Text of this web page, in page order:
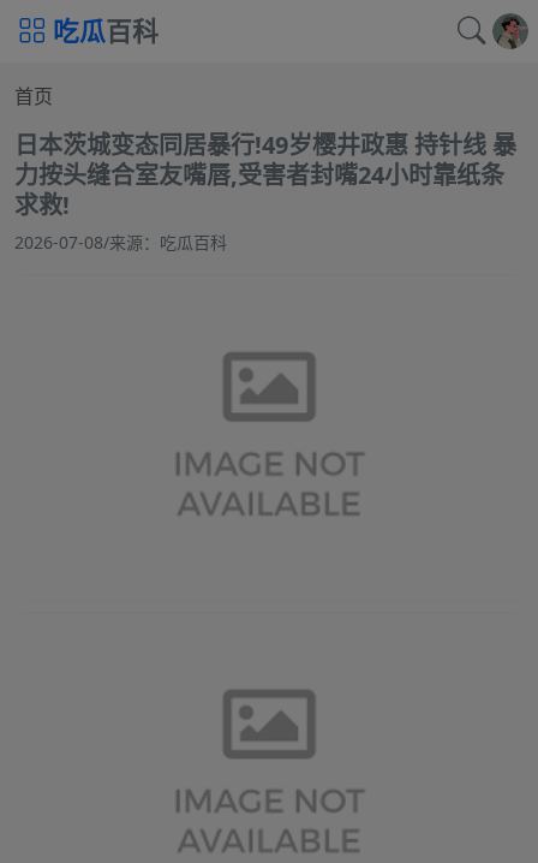
吃瓜百科
首页
日本茨城变态同居暴行!49岁樱井政惠 持针线 暴
力按头缝合室友嘴唇,受害者封嘴24小时靠纸条
求救!
2026-07-08/来源：吃瓜百科